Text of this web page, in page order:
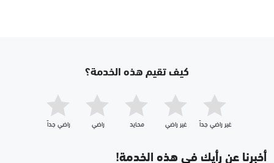
كيف تقيم هذه الخدمة؟
غير راضي جداّ غير راضي محايد راضي راضي جداّ
أخبرنا عن رأيك في هذه الخدمة!